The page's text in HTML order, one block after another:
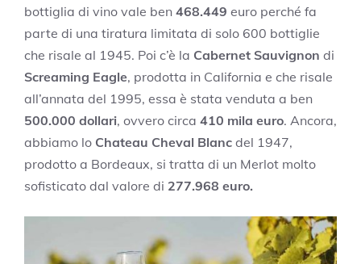
bottiglia di vino vale ben 468.449 euro perché fa
parte di una tiratura limitata di solo 600 bottiglie
che risale al 1945. Poi c’è la Cabernet Sauvignon di
Screaming Eagle, prodotta in California e che risale
all’annata del 1995, essa è stata venduta a ben
500.000 dollari, ovvero circa 410 mila euro. Ancora,
abbiamo lo Chateau Cheval Blanc del 1947,
prodotto a Bordeaux, si tratta di un Merlot molto
sofisticato dal valore di 277.968 euro.